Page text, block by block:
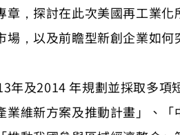
章，探討在此次美國再工業
，以及前瞻型新創企業如何
年及2014 年規劃並採取多
維新方案及推動計畫」、